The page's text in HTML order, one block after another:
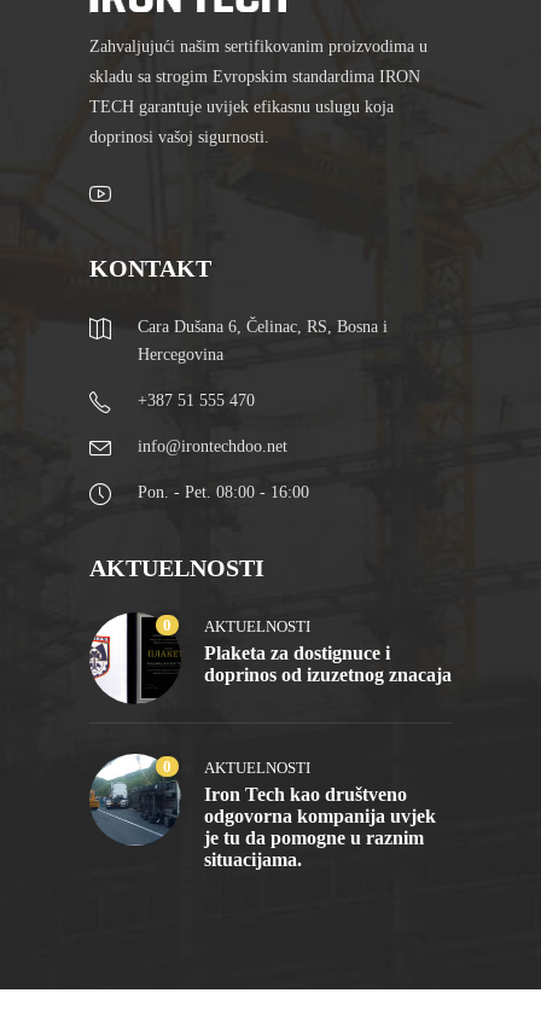
Zahvaljujući našim sertifikovanim proizvodima u
skladu sa strogim Evropskim standardima IRON
TECH garantuje uvijek efikasnu uslugu koja
doprinosi vašoj sigurnosti.
KONTAKT
Cara Dušana 6, Čelinac, RS, Bosna i
Hercegovina
+387 51 555 470
info@irontechdoo.net
Pon. - Pet. 08:00 - 16:00
AKTUELNOSTI
0 AKTUELNOSTI
Plaketa za dostignuce i
doprinos od izuzetnog znacaja
0 AKTUELNOSTI
Iron Tech kao društveno
odgovorna kompanija uvjek
je tu da pomogne u raznim
situacijama.